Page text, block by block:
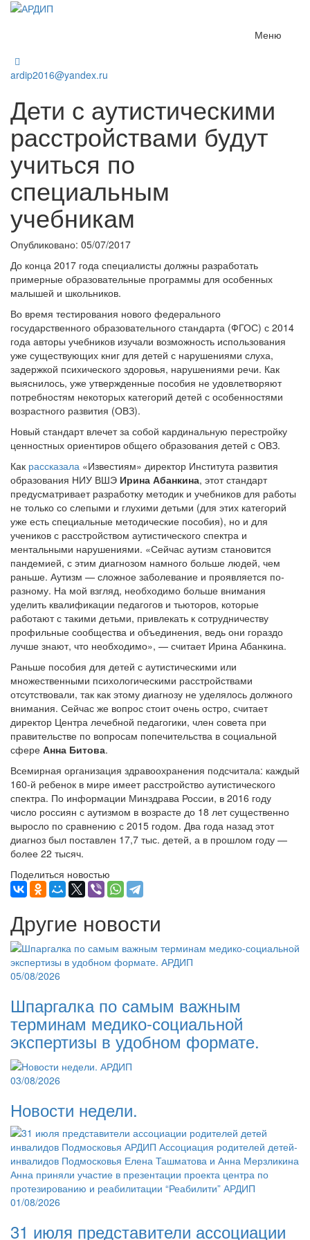
Меню
ardip2016@yandex.ru
Дети с аутистическими
расстройствами будут
учиться по
специальным
учебникам
Опубликовано: 05/07/2017
До конца 2017 года специалисты должны разработать
примерные образовательные программы для особенных
малышей и школьников.
Во время тестирования нового федерального
государственного образовательного стандарта (ФГОС) с 2014
года авторы учебников изучали возможность использования
уже существующих книг для детей с нарушениями слуха,
задержкой психического здоровья, нарушениями речи. Как
выяснилось, уже утвержденные пособия не удовлетворяют
потребностям некоторых категорий детей с особенностями
возрастного развития (ОВЗ).
Новый стандарт влечет за собой кардинальную перестройку
ценностных ориентиров общего образования детей с ОВЗ.
Как рассказала «Известиям» директор Института развития
образования НИУ ВШЭ Ирина Абанкина, этот стандарт
предусматривает разработку методик и учебников для работы
не только со слепыми и глухими детьми (для этих категорий
уже есть специальные методические пособия), но и для
учеников с расстройством аутистического спектра и
ментальными нарушениями. «Сейчас аутизм становится
пандемией, с этим диагнозом намного больше людей, чем
раньше. Аутизм — сложное заболевание и проявляется по-
разному. На мой взгляд, необходимо больше внимания
уделить квалификации педагогов и тьюторов, которые
работают с такими детьми, привлекать к сотрудничеству
профильные сообщества и объединения, ведь они гораздо
лучше знают, что необходимо», — считает Ирина Абанкина.
Раньше пособия для детей с аутистическими или
множественными психологическими расстройствами
отсутствовали, так как этому диагнозу не уделялось должного
внимания. Сейчас же вопрос стоит очень остро, считает
директор Центра лечебной педагогики, член совета при
правительстве по вопросам попечительства в социальной
сфере Анна Битова.
Всемирная организация здравоохранения подсчитала: каждый
160-й ребенок в мире имеет расстройство аутистического
спектра. По информации Минздрава России, в 2016 году
число россиян с аутизмом в возрасте до 18 лет существенно
выросло по сравнению с 2015 годом. Два года назад этот
диагноз был поставлен 17,7 тыс. детей, а в прошлом году —
более 22 тысяч.
Поделиться новостью
Другие новости
05/08/2026
Шпаргалка по самым важным
терминам медико-социальной
экспертизы в удобном формате.
03/08/2026
Новости недели.
01/08/2026
31 июля представители ассоциации